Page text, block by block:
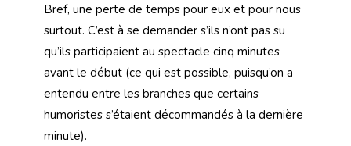
Bref, une perte de temps pour eux et pour nous
surtout. C’est à se demander s’ils n’ont pas su
qu’ils participaient au spectacle cinq minutes
avant le début (ce qui est possible, puisqu’on a
entendu entre les branches que certains
humoristes s’étaient décommandés à la dernière
minute).